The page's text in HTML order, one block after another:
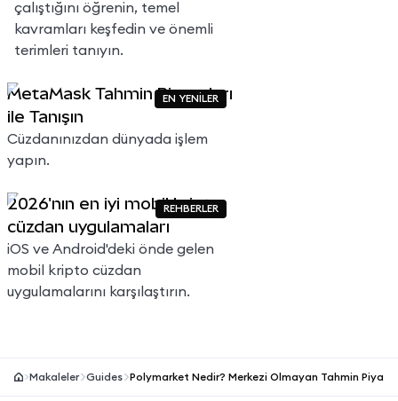
çalıştığını öğrenin, temel
kavramları keşfedin ve önemli
terimleri tanıyın.
EN YENİLER
MetaMask Tahmin Piyasaları
ile Tanışın
Cüzdanınızdan dünyada işlem
yapın.
REHBERLER
2026'nın en iyi mobil kripto
cüzdan uygulamaları
iOS ve Android'deki önde gelen
mobil kripto cüzdan
uygulamalarını karşılaştırın.
Makaleler Guides Polymarket Nedir? Merkezi Olmayan Tahmin